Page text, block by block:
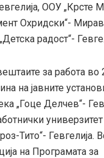
ООУ „Крсте
Охридски“-
радост“-
за работа во
на јавните
„Гоце Делчев“-
Тито“- Гевгелија.
на Програмата за